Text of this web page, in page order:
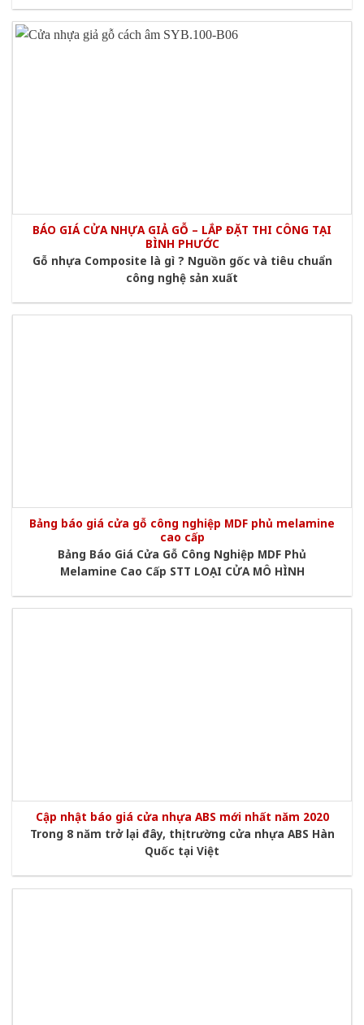
BÁO GIÁ CỬA NHỰA GIẢ GỖ – LẮP ĐẶT THI CÔNG TẠI
BÌNH PHƯỚC
Gỗ nhựa Composite là gì ? Nguồn gốc và tiêu chuẩn
công nghệ sản xuất
Bảng báo giá cửa gỗ công nghiệp MDF phủ melamine
cao cấp
Bảng Báo Giá Cửa Gỗ Công Nghiệp MDF Phủ
Melamine Cao Cấp STT LOẠI CỬA MÔ HÌNH
Cập nhật báo giá cửa nhựa ABS mới nhất năm 2020
Trong 8 năm trở lại đây, thị trường cửa nhựa ABS Hàn
Quốc tại Việt